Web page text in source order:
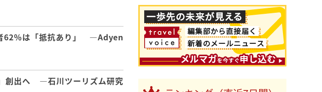
62％は「抵抗あり」 ―Adyen
創出へ ―石川ツーリズム研究